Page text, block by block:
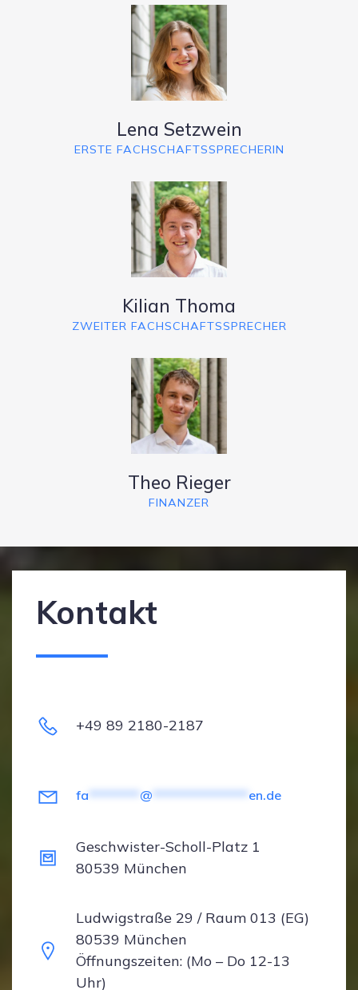
Lena Setzwein
ERSTE FACHSCHAFTSSPRECHERIN
Kilian Thoma
ZWEITER FACHSCHAFTSSPRECHER
Theo Rieger
FINANZER
Kontakt
+49 89 2180-2187
fa ******** @ *************** en.de
Geschwister-Scholl-Platz 1
80539 München
Ludwigstraße 29 / Raum 013 (EG)
80539 München
Öffnungszeiten: (Mo – Do 12-13
Uhr)